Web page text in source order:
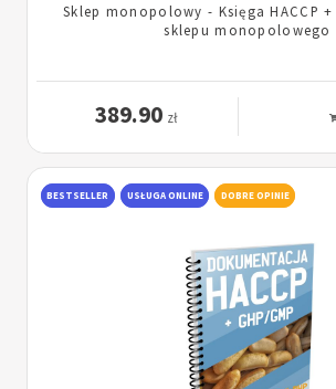
Sklep monopolowy - Księga HACCP +
sklepu monopolowego
389.90 zł
BESTSELLER USŁUGA ONLINE DOBRE OPINIE